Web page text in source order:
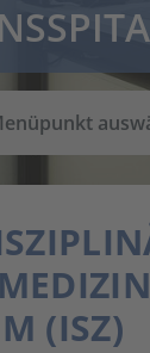
(ISZ)